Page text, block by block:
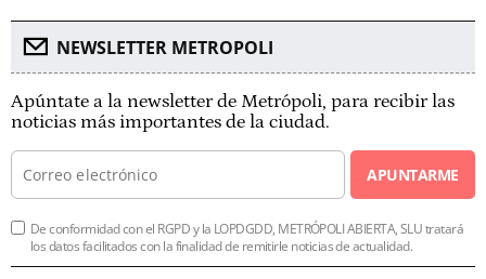
NEWSLETTER METROPOLI
Apúntate a la newsletter de Metrópoli, para recibir las
noticias más importantes de la ciudad.
APUNTARME
De conformidad con el RGPD y la LOPDGDD, METRÓPOLI ABIERTA, SLU tratará
los datos facilitados con la finalidad de remitirle noticias de actualidad.